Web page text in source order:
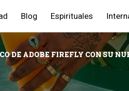
Blog Espirituales
DE ADOBE FIREFLY CON SU